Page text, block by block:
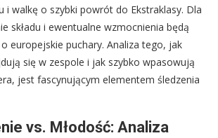
i walkę o szybki powrót do Ekstraklasy. Dla
składu i ewentualne wzmocnienia będą
europejskie puchary. Analiza tego, jak
się w zespole i jak szybko wpasowują
jest fascynującym elementem śledzenia
vs. Młodość: Analiza